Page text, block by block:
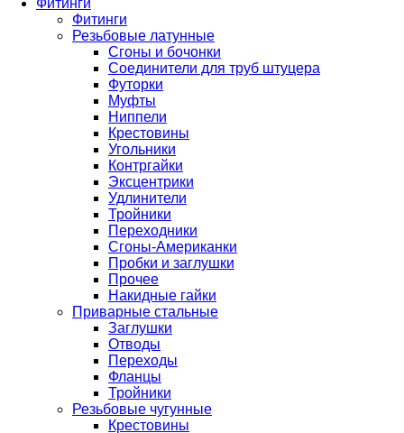
Фитинги
Фитинги
Резьбовые латунные
Сгоны и бочонки
Соединители для труб штуцера
Футорки
Муфты
Ниппели
Крестовины
Угольники
Контргайки
Эксцентрики
Удлинители
Тройники
Переходники
Сгоны-Американки
Пробки и заглушки
Прочее
Накидные гайки
Приварные стальные
Заглушки
Отводы
Переходы
Фланцы
Тройники
Резьбовые чугунные
Крестовины